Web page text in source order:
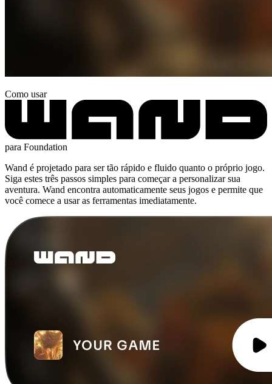
Como usar
para Foundation
Wand é projetado para ser tão rápido e fluido quanto o próprio jogo.
Siga estes três passos simples para começar a personalizar sua
aventura. Wand encontra automaticamente seus jogos e permite que
você comece a usar as ferramentas imediatamente.